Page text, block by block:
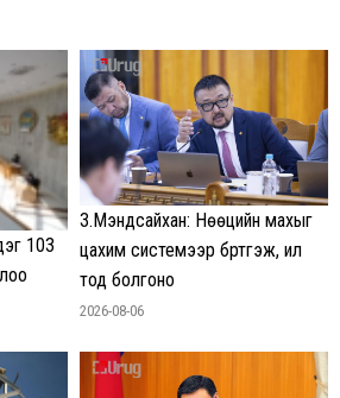
103
З.Мэндсайхан: Нөөцийн махыг
цахим системээр бүртгэж, ил
тод болгоно
2026-08-06